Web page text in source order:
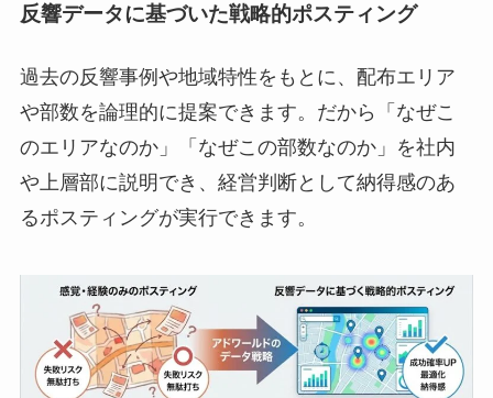
反響データに基づいた戦略的ポスティング
過去の反響事例や地域特性をもとに、配布エリア
や部数を論理的に提案できます。だから「なぜこ
のエリアなのか」「なぜこの部数なのか」を社内
や上層部に説明でき、経営判断として納得感のあ
るポスティングが実行できます。